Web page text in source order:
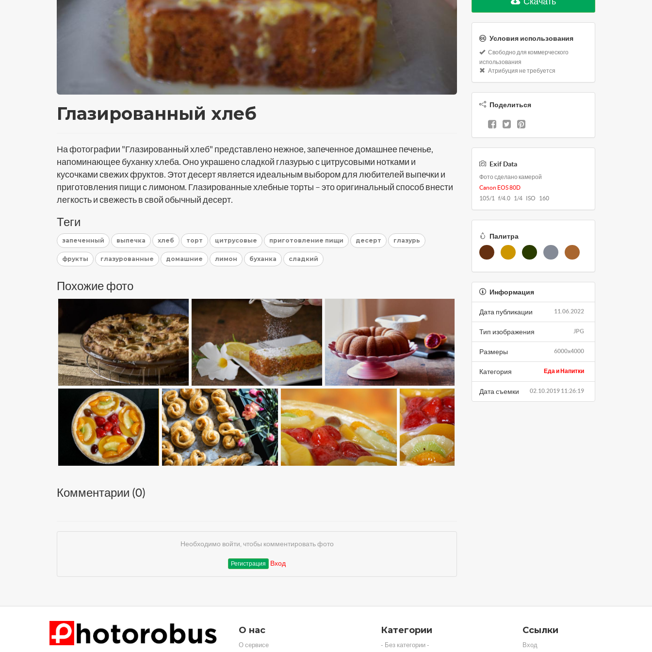
Глазированный хлеб
На фотографии "Глазированный хлеб" представлено нежное, запеченное домашнее печенье,
напоминающее буханку хлеба. Оно украшено сладкой глазурью с цитрусовыми нотками и
кусочками свежих фруктов. Этот десерт является идеальным выбором для любителей выпечки и
приготовления пищи с лимоном. Глазированные хлебные торты – это оригинальный способ внести
легкость и свежесть в свой обычный десерт.
Теги
запеченный выпечка хлеб торт цитрусовые приготовление пищи десерт глазурь
фрукты глазурованные домашние лимон буханка сладкий
Похожие фото
Комментарии (0)
Необходимо войти, чтобы комментировать фото
Регистрация Вход
Условия использования
Свободно для коммерческого
использования
Атрибуция не требуется
Поделиться
Exif Data
Фото сделано камерой
Canon EOS 80D
105/1 f/4.0 1/4 ISO 160
Палитра
Информация
11.06.2022
Дата публикации
JPG
Тип изображения
6000x4000
Размеры
Еда и Напитки
Категория
02.10.2019 11:26:19
Дата съемки
О нас
О сервисе
Категории
- Без категории -
Ссылки
Вход